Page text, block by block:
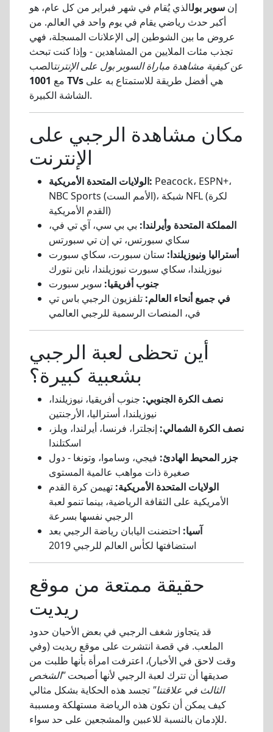
إن سوبر بولالذي يُقام في شهر فبراير من كل عام، هو
أكبر حدث رياضي يقام في يوم واحد في العالم. من
عروض ما بين الشوطين إلى الإعلانات المسجلة، فهي
تجذب مئات الملايين من المشاهدين - وإذا كنت تبحث
عنكيفية مشاهدة مباراة السوبر بول على الإنترنتالصب
مع 1001 TVs
الشاشة الكبيرة.
مكان مشاهدة الرجبي على
الإنترنت
الولايات المتحدة الأمريكية: Peacock، ESPN+،
NBC Sports (الأمم الست)، شبكة NFL (لكرة
القدم الأمريكية)
المملكة المتحدة وأيرلندا: بي بي سي، آي تي في،
سكاي سبورتس، تي إن تي سبورتس
أستراليا ونيوزيلندا: ستان سبورت، سكاي سبورت
نيوزيلندا، سكاي سبورت نيوزيلندا، ناين نتورك
جنوب أفريقيا: سوبر سبورت
في جميع أنحاء العالم: تلفزيون الرجبي باس تي
في، المنصات الرسمية للرجبي العالمي
أين تحظى لعبة الرجبي
بشعبية كبيرة؟
نصف الكرة الجنوبي: جنوب أفريقيا، نيوزيلندا،
نيوزيلندا، أستراليا، الأرجنتين
نصف الكرة الشمالي: إنجلترا، فرنسا، أيرلندا، ويلز،
اسكتلندا
جزر المحيط الهادئ: فيجي، وساموا، وتونغا - دول
صغيرة ذات مواهب عالمية المستوى
الولايات المتحدة الأمريكية: تهيمن كرة القدم
الأمريكية على الثقافة الرياضية، بينما تنمو لعبة
الرجبي نفسها بسرعة
آسيا: احتضنت اليابان رياضة الرجبي بعد
استضافتها لكأس العالم للرجبي 2019
حقيقة ممتعة من موقع
ريديت
قد يتجاوز شغف الرجبي في بعض الأحيان حدود
الملعب. في قصة انتشرت على موقع ريديت (وفي
وقت لاحق في الأخبار)، اعترفت امرأة بأنها طلبت من
صديقها أن تترك لعبة الرجبي لأنها أصبحت"الشخص
الثالث في علاقتنا" تجسد هذه الحكاية بشكل مثالي
كيف يمكن أن تكون هذه الرياضة مستهلكة ومسببة
للإدمان بالنسبة للاعبين والمشجعين على حد سواء.